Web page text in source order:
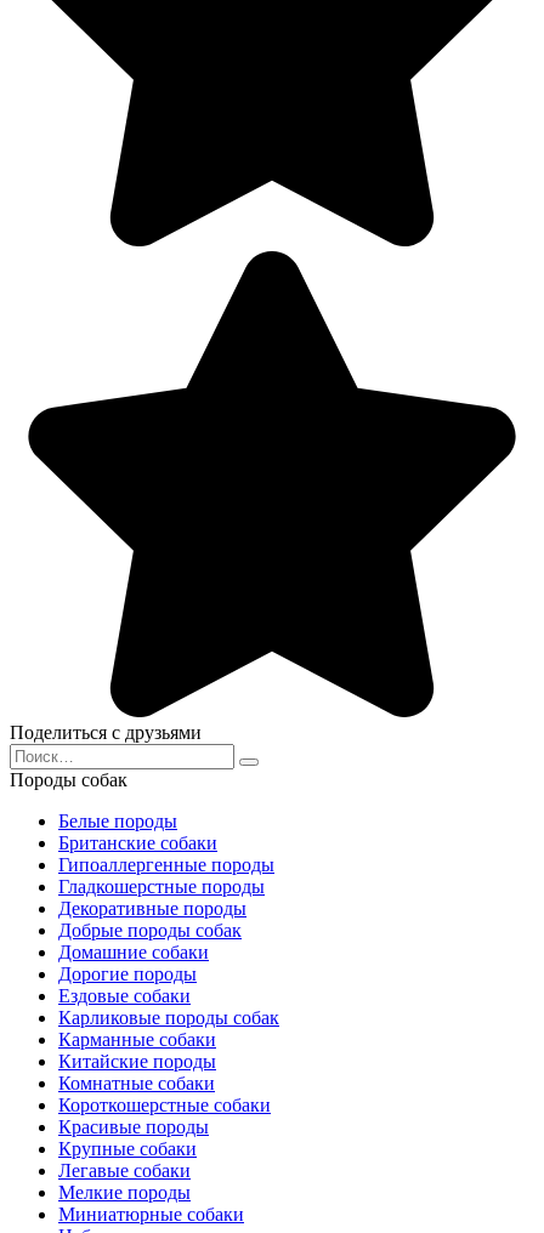
Поделиться с друзьями
Search
for:
Породы собак
Белые породы
Британские собаки
Гипоаллергенные породы
Гладкошерстные породы
Декоративные породы
Добрые породы собак
Домашние собаки
Дорогие породы
Ездовые собаки
Карликовые породы собак
Карманные собаки
Китайские породы
Комнатные собаки
Короткошерстные собаки
Красивые породы
Крупные собаки
Легавые собаки
Мелкие породы
Миниатюрные собаки